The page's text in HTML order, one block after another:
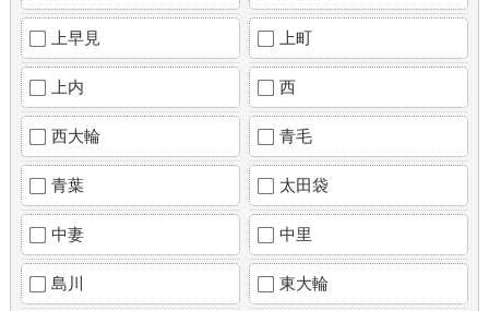
上早見 上町
上内 西
西大輪 青毛
青葉 太田袋
中妻 中里
島川 東大輪